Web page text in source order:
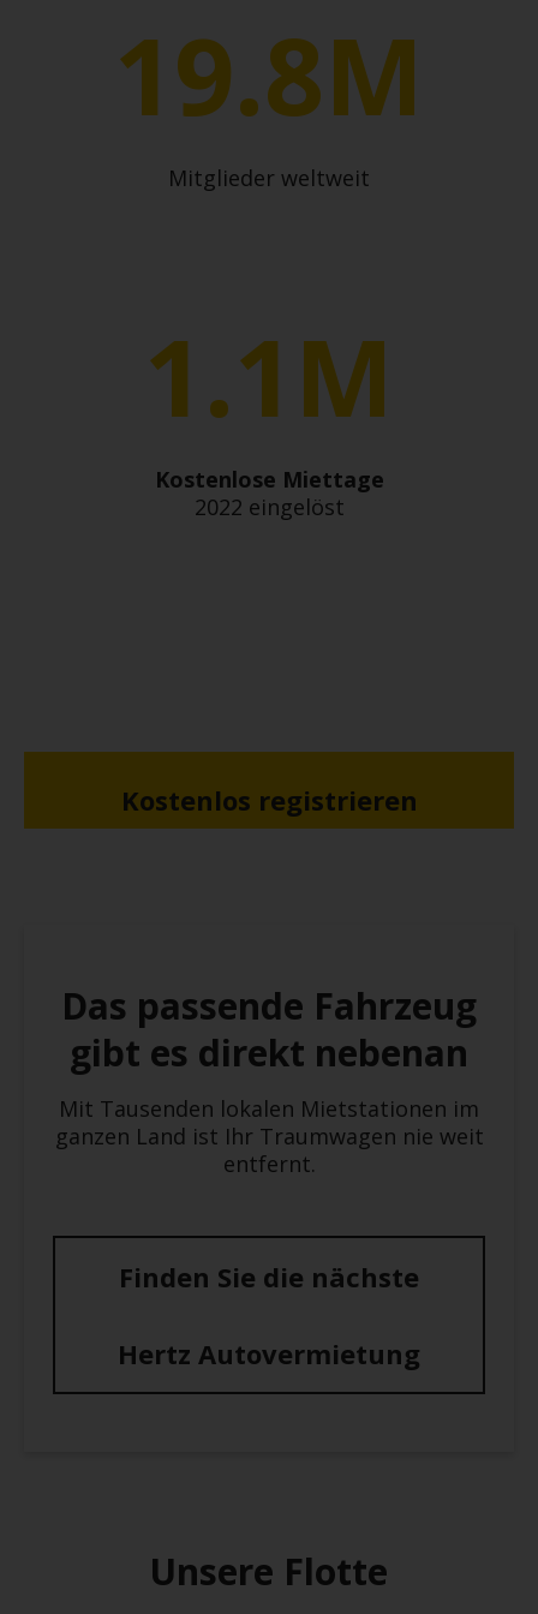
19.8M
Mitglieder weltweit
1.1M
Kostenlose Miettage
2022 eingelöst
Kostenlos registrieren
Das passende Fahrzeug
gibt es direkt nebenan
Mit Tausenden lokalen Mietstationen im
ganzen Land ist Ihr Traumwagen nie weit
entfernt.
Finden Sie die nächste
Hertz Autovermietung
Unsere Flotte